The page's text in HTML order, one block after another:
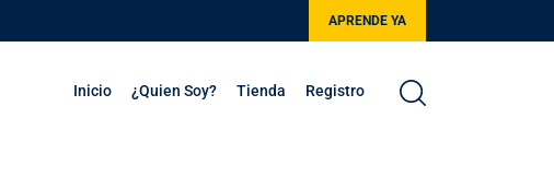
APRENDE YA
Inicio ¿Quien Soy? Tienda Registro